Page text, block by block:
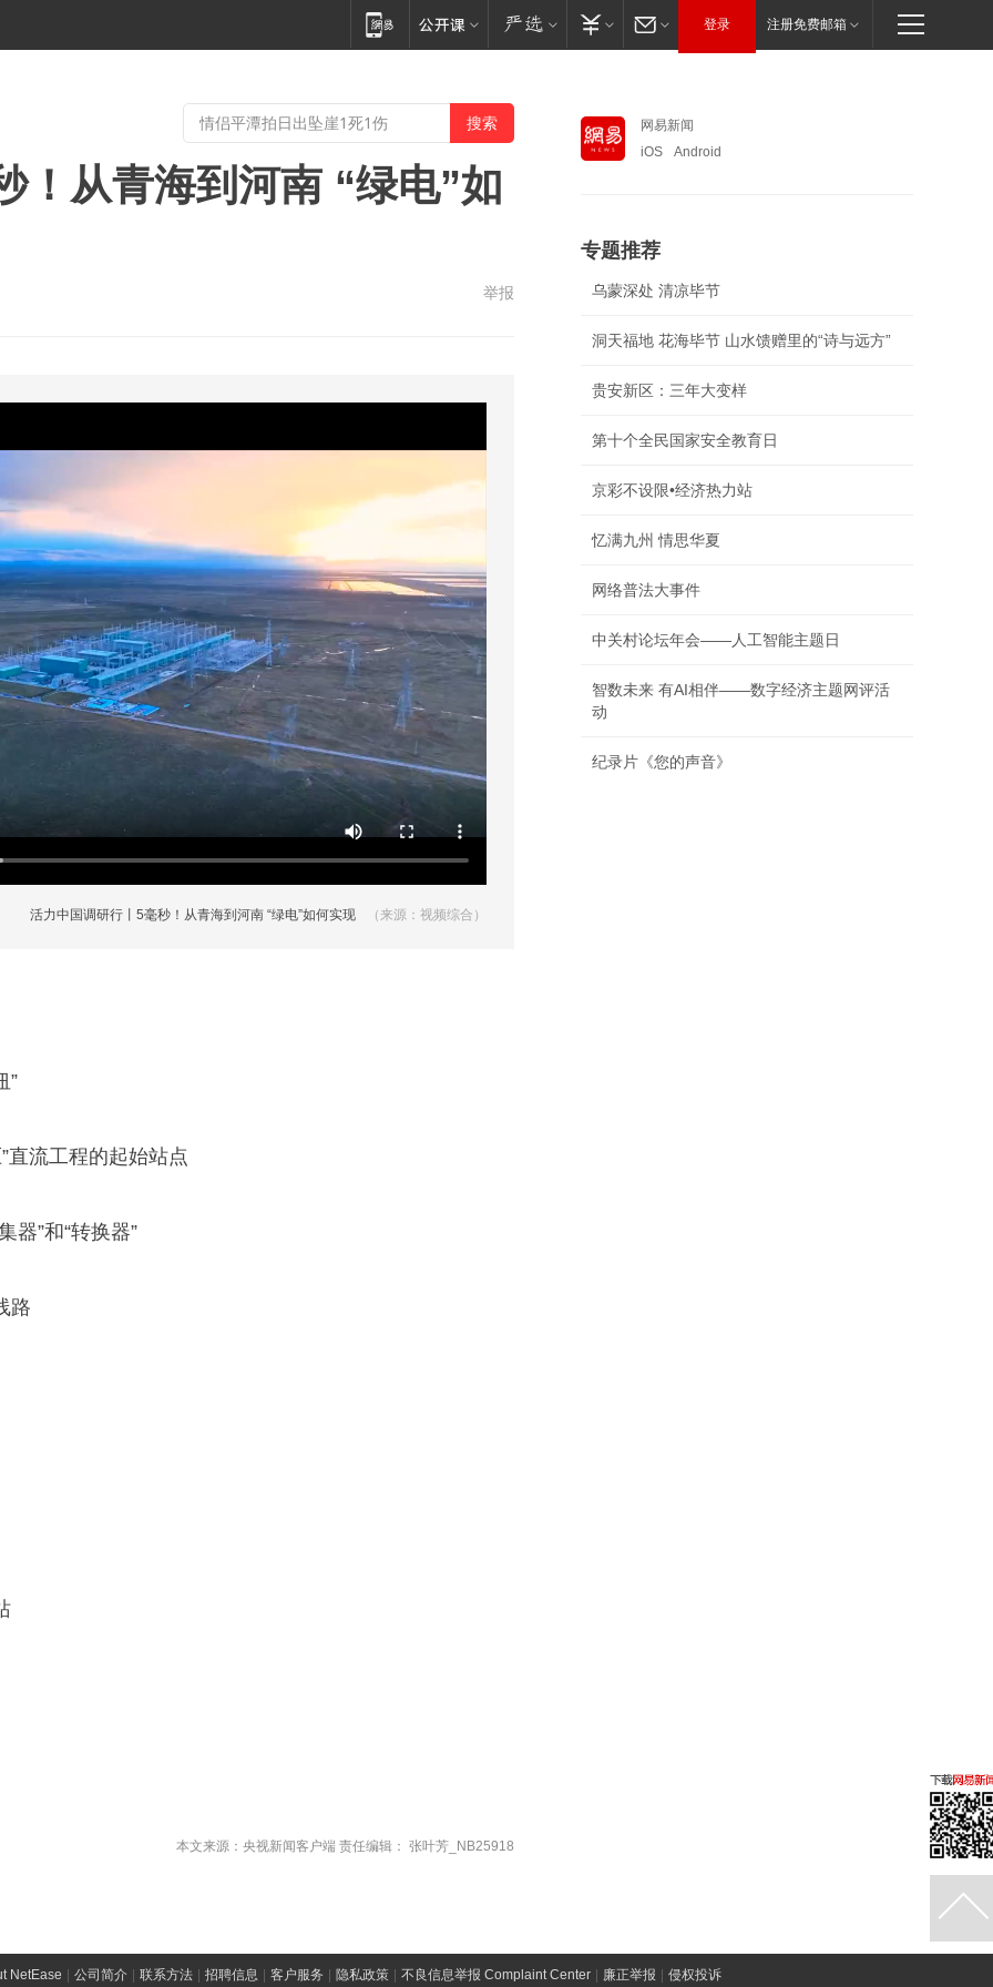
登录 注册免费邮箱
！从青海到河南 “绿电”如
举报
活力中国调研行丨5毫秒！从青海到河南 “绿电”如何实现
（来源：视频综合）
”
直流工程的起始站点
器”和“转换器”
路
本文来源：央视新闻客户端 责任编辑： 张叶芳_NB25918
网易新闻
iOS
Android
专题推荐
乌蒙深处 清凉毕节
洞天福地 花海毕节 山水馈赠里的“诗与远方”
贵安新区：三年大变样
第十个全民国家安全教育日
京彩不设限•经济热力站
忆满九州 情思华夏
网络普法大事件
中关村论坛年会——人工智能主题日
智数未来 有AI相伴——数字经济主题网评活
动
纪录片《您的声音》
NetEase 公司简介 联系方法 招聘信息 客户服务 隐私政策 不良信息举报 Complaint Center 廉正举报 侵权投诉